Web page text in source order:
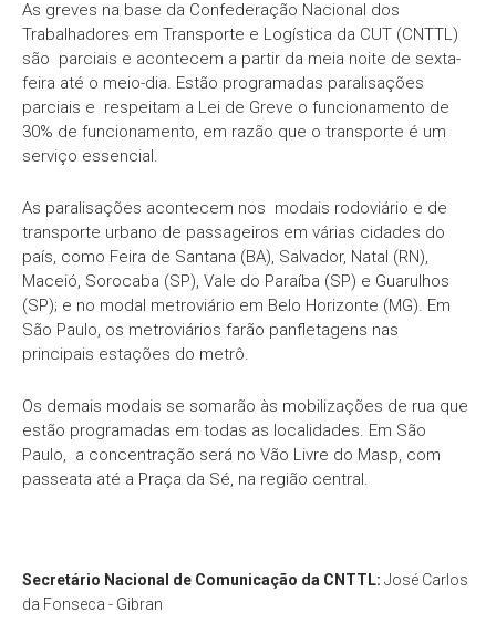
As greves na base da Confederação Nacional dos
Trabalhadores em Transporte e Logística da CUT (CNTTL)
são parciais e acontecem a partir da meia noite de sexta-
feira até o meio-dia. Estão programadas paralisações
parciais e respeitam a Lei de Greve o funcionamento de
30% de funcionamento, em razão que o transporte é um
serviço essencial.
As paralisações acontecem nos modais rodoviário e de
transporte urbano de passageiros em várias cidades do
país, como Feira de Santana (BA), Salvador, Natal (RN),
Maceió, Sorocaba (SP), Vale do Paraíba (SP) e Guarulhos
(SP); e no modal metroviário em Belo Horizonte (MG). Em
São Paulo, os metroviários farão panfletagens nas
principais estações do metrô.
Os demais modais se somarão às mobilizações de rua que
estão programadas em todas as localidades. Em São
Paulo, a concentração será no Vão Livre do Masp, com
passeata até a Praça da Sé, na região central.
Secretário Nacional de Comunicação da CNTTL: José Carlos
da Fonseca - Gibran